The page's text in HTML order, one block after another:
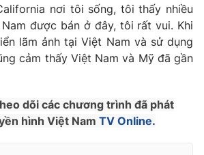
nơi tôi sống, tôi thấy nhiều
được bán ở đây, tôi rất vui. Khi
lãm ảnh tại Việt Nam và sử dụng
cảm thấy Việt Nam và Mỹ đã gần
dõi các chương trình đã phát
hình Việt Nam TV Online.